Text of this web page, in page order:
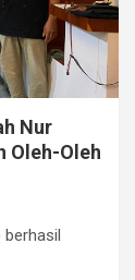
Nur
Oleh-Oleh